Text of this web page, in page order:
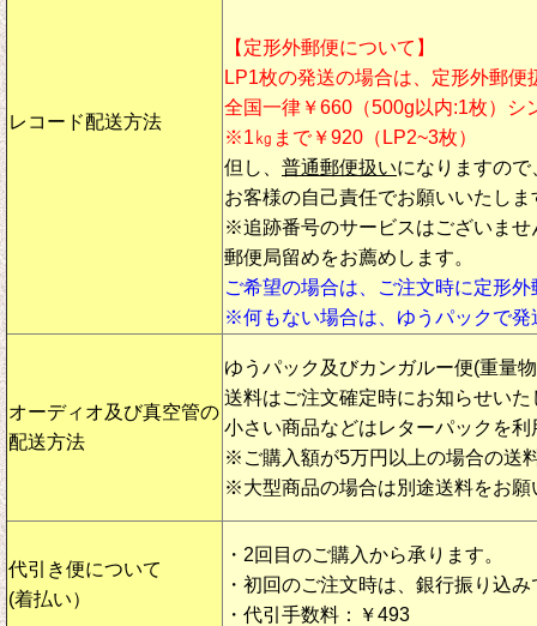
レコード配送方法
【定形外郵便について】
LP1枚の発送の場合は、定形外郵便
全国一律￥660（500g以内:1枚）シ
※1㎏まで￥920（LP2~3枚）
但し、 普通郵便扱いになりますの
お客様の自己責任でお願いいたしま
※追跡番号のサービスはございませ
郵便局留めをお薦めします。
ご希望の場合は、ご注文時に定形
※何もない場合は、ゆうパックで発
オーディオ及び真空管の
配送方法
ゆうパック及びカンガルー便(重量
送料はご注文確定時にお知らせいた
小さい商品などはレターパックを利
※ご購入額が5万円以上の場合の送
※大型商品の場合は別途送料をお願
代引き便について
(着払い）
・2回目のご購入から承ります。
・初回のご注文時は、銀行振り込
・代引手数料：￥493